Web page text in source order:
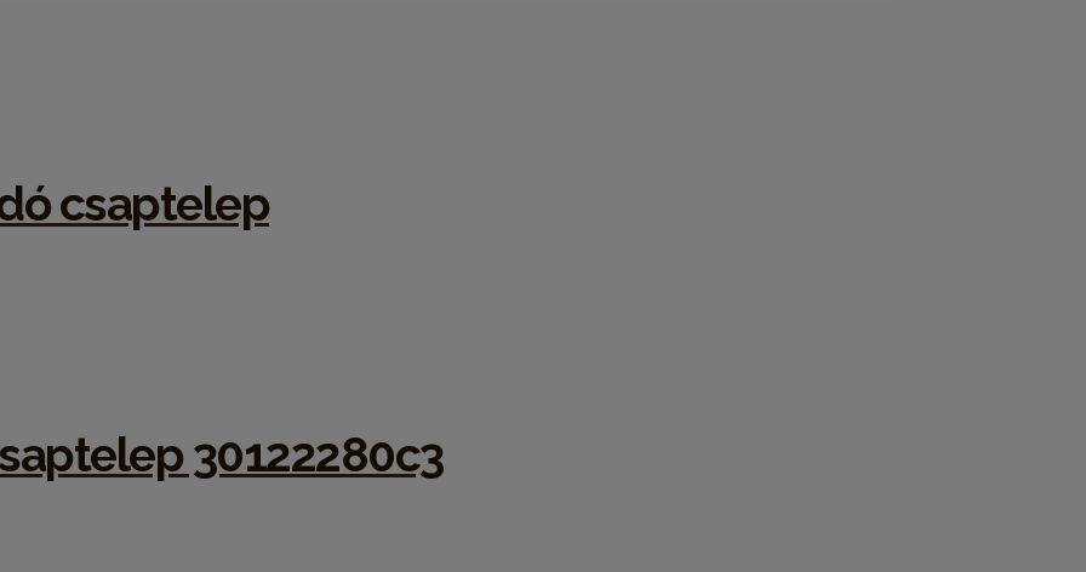
csaptelep
30122280c3